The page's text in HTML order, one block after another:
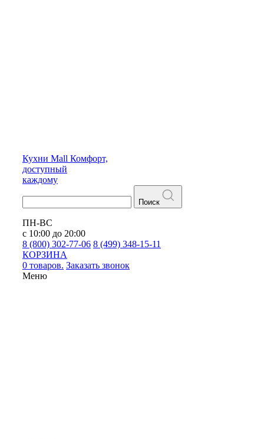
Кухни Mall Комфорт,
доступный
каждому
Поиск
ПН-ВС
с 10:00 до 20:00
8 (800) 302-77-06 8 (499) 348-15-11
КОРЗИНА
0 товаров. Заказать звонок
Меню